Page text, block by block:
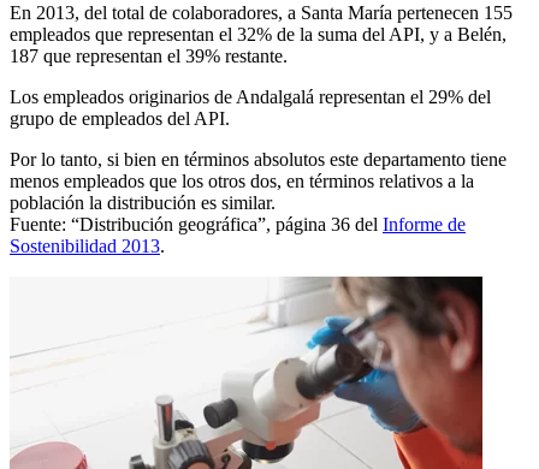
En 2013, del total de colaboradores, a Santa María pertenecen 155
empleados que representan el 32% de la suma del API, y a Belén,
187 que representan el 39% restante.
Los empleados originarios de Andalgalá representan el 29% del
grupo de empleados del API.
Por lo tanto, si bien en términos absolutos este departamento tiene
menos empleados que los otros dos, en términos relativos a la
población la distribución es similar.
Fuente: “Distribución geográfica”, página 36 del Informe de
Sostenibilidad 2013.